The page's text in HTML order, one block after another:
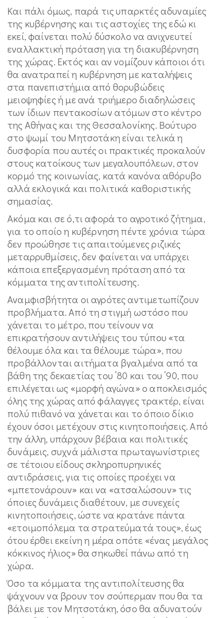
Και πάλι όμως, παρά τις υπαρκτές αδυναμίες
της κυβέρνησης και τις αστοχίες της εδώ κι
εκεί, φαίνεται πολύ δύσκολο να ανιχνευτεί
εναλλακτική πρόταση για τη διακυβέρνηση
της χώρας. Εκτός και αν νομίζουν κάποιοι ότι
θα ανατραπεί η κυβέρνηση με καταλήψεις
στα πανεπιστήμια από θορυβώδεις
μειοψηφίες ή με ανά τριήμερο διαδηλώσεις
των ίδιων πεντακοσίων ατόμων στο κέντρο
της Αθήνας και της Θεσσαλονίκης. Βούτυρο
στο ψωμί του Μητσοτάκη είναι τελικά η
δυσφορία που αυτές οι πρακτικές προκαλούν
στους κατοίκους των μεγαλουπόλεων, στον
κορμό της κοινωνίας, κατά κανόνα αθόρυβο
αλλά εκλογικά και πολιτικά καθοριστικής
σημασίας.
Ακόμα και σε ό,τι αφορά το αγροτικό ζήτημα,
για το οποίο η κυβέρνηση πέντε χρόνια τώρα
δεν προώθησε τις απαιτούμενες ριζικές
μεταρρυθμίσεις, δεν φαίνεται να υπάρχει
κάποια επεξεργασμένη πρόταση από τα
κόμματα της αντιπολίτευσης.
Αναμφισβήτητα οι αγρότες αντιμετωπίζουν
προβλήματα. Από τη στιγμή ωστόσο που
χάνεται το μέτρο, που τείνουν να
επικρατήσουν αντιλήψεις του τύπου «τα
θέλουμε όλα και τα θέλουμε τώρα», που
προβάλλονται αιτήματα βγαλμένα από τα
βάθη της δεκαετίας του ’80 και του ’90, που
επιλέγεται ως «μορφή αγώνα» ο αποκλεισμός
όλης της χώρας από φάλαγγες τρακτέρ, είναι
πολύ πιθανό να χάνεται και το όποιο δίκιο
έχουν όσοι μετέχουν στις κινητοποιήσεις. Από
την άλλη, υπάρχουν βέβαια και πολιτικές
δυνάμεις, συχνά μάλιστα πρωταγωνίστριες
σε τέτοιου είδους σκληροπυρηνικές
αντιδράσεις, για τις οποίες προέχει να
«μπετονάρουν» και να «ατσαλώσουν» τις
όποιες δυνάμεις διαθέτουν, με συνεχείς
κινητοποιήσεις, ώστε να κρατάνε πάντα
«ετοιμοπόλεμα τα στρατεύματά τους», έως
ότου έρθει εκείνη η μέρα οπότε «ένας μεγάλος
κόκκινος ήλιος» θα σηκωθεί πάνω από τη
χώρα.
Όσο τα κόμματα της αντιπολίτευσης θα
ψάχνουν να βρουν τον σούπερμαν που θα τα
βάλει με τον Μητσοτάκη, όσο θα αδυνατούν